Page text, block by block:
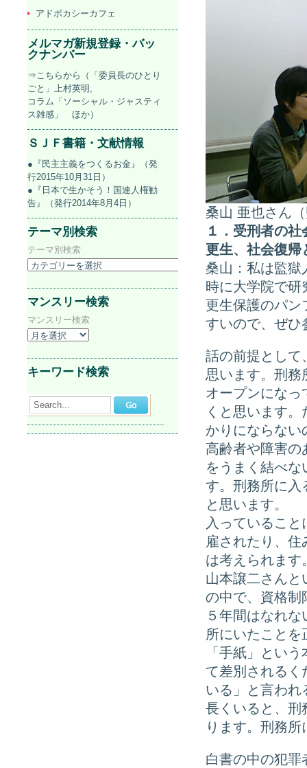
桑山 亜也さん
１．受刑者の
更生、社会復帰
桑山：私は監獄
時に大学院で研
更生保護のパン
すいので、ぜひ
話の前提として
思います。刑務
オープンになっ
くと思います
かりにならない
高齢者や障害の
をうまく結べ
す。刑務所に入
と思います。
入っているこ
雇されたり、
は考えられます
山本譲二さんと
の中で、資格制
５年間はなれ
所にいたこと
「手紙」とい
て差別されるく
いる」と言われ
長くいると、刑
ります。刑務
白書の中の犯罪
アドボカシーカフェ
メルマガ新規登録・バッ
クナンバー
⇒こちらから（「委員長のひとり
ごと」上村英明,
コラム「ソーシャル・ジャスティ
ス雑感」 ほか）
ＳＪＦ書籍・文献情報
●『民主主義をつくるお金』（発
行2015年10月31日）
●『日本で生かそう！国連人権勧
告』（発行2014年8月4日）
テーマ別検索
テーマ別検索
マンスリー検索
マンスリー検索
キーワード検索
Search...